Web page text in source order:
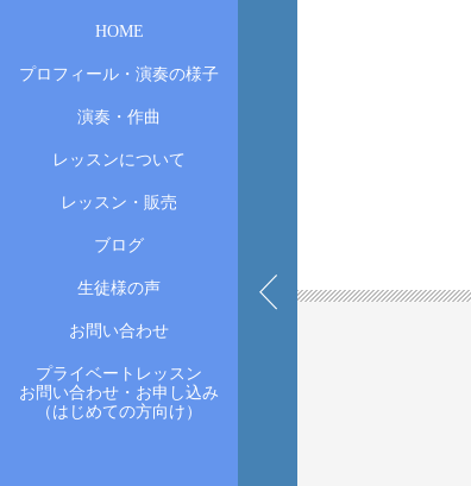
HOME
プロフィール・演奏の様子
演奏・作曲
レッスンについて
レッスン・販売
ブログ
生徒様の声
お問い合わせ
プライベートレッスン
お問い合わせ・お申し込み
（はじめての方向け）